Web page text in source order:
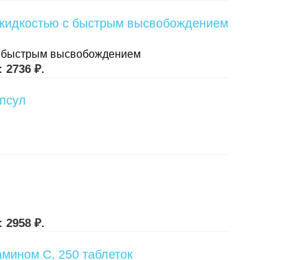
быстрым высвобождением
2736 ₽.
2958 ₽.